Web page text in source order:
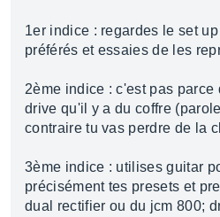
1er indice : regardes le set
préférés et essaies de les
2ème indice : c'est pas parce
drive qu'il y a du coffre
contraire tu vas perdre de la
3ème indice : utilises guitar
précisément tes presets et
dual rectifier ou du jcm 800;